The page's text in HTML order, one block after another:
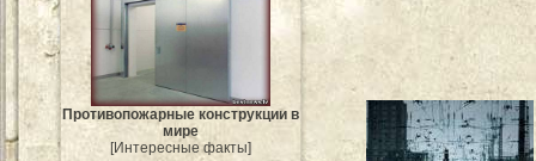
Противопожарные конструкции в
мире
[Интересные факты]